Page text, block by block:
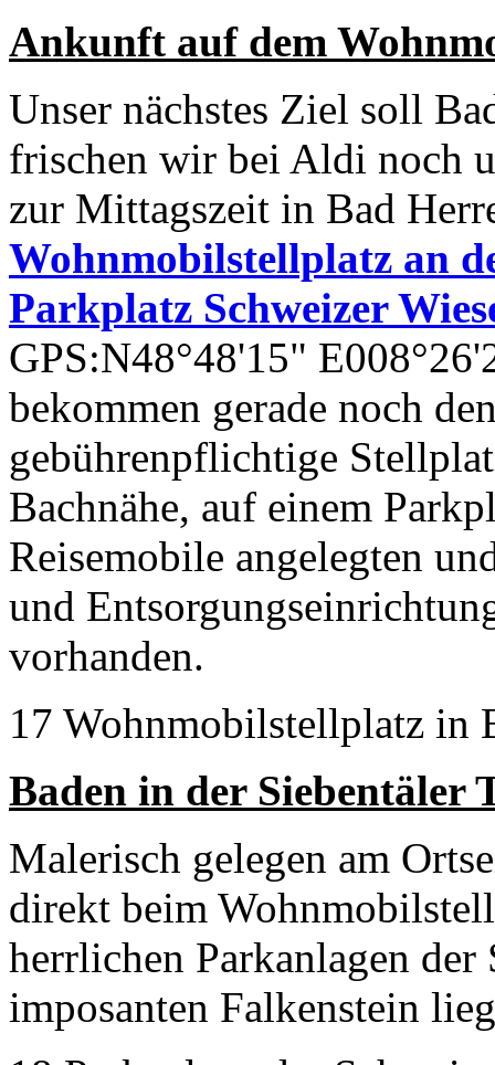
Ankunft auf dem
Unser nächstes Ziel soll
frischen wir bei Aldi noch
zur Mittagszeit in Bad
Wohnmobilstellplatz an
Parkplatz Schweizer
GPS:N48°48'15"
bekommen gerade noch
gebührenpflichtige
Bachnähe, auf einem
Reisemobile angelegten
und
vorhanden.
17 Wohnmobilstellplatz in
Baden in der Siebentäler
Malerisch gelegen am
direkt beim
herrlichen Parkanlagen der
imposanten Falkenstein